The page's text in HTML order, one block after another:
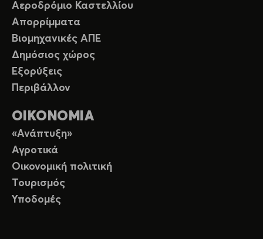
Αεροδρόμιο Καστελλίου
Απορρίμματα
Βιομηχανικές ΑΠΕ
Δημόσιος χώρος
Εξορύξεις
Περιβάλλον
ΟΙΚΟΝΟΜΙΑ
«Ανάπτυξη»
Αγροτικά
Οικονομική πολιτική
Τουρισμός
Υποδομές